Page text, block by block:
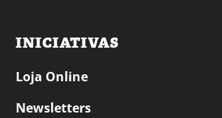
INICIATIVAS
Loja Online
Newsletters